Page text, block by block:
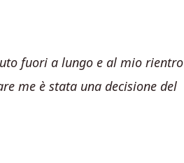
fuori a lungo e al mio rientro
me è stata una decisione del